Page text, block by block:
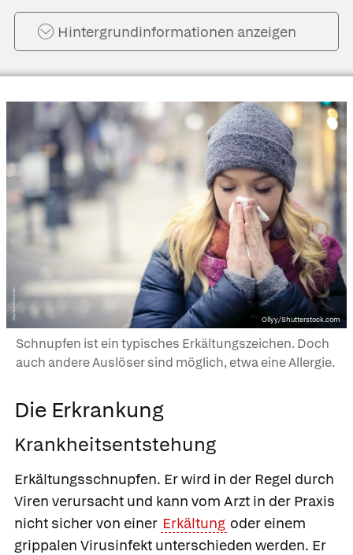
Hintergrund­informationen anzeigen
Ollyy/Shutterstock.com
Schnupfen ist ein typisches Erkältungszeichen. Doch
auch andere Auslöser sind möglich, etwa eine Allergie.
Die Erkrankung
Krankheitsentstehung
Erkältungsschnupfen. Er wird in der Regel durch
Viren verursacht und kann vom Arzt in der Praxis
nicht sicher von einer Erkältung oder einem
grippalen Virusinfekt unterschieden werden. Er